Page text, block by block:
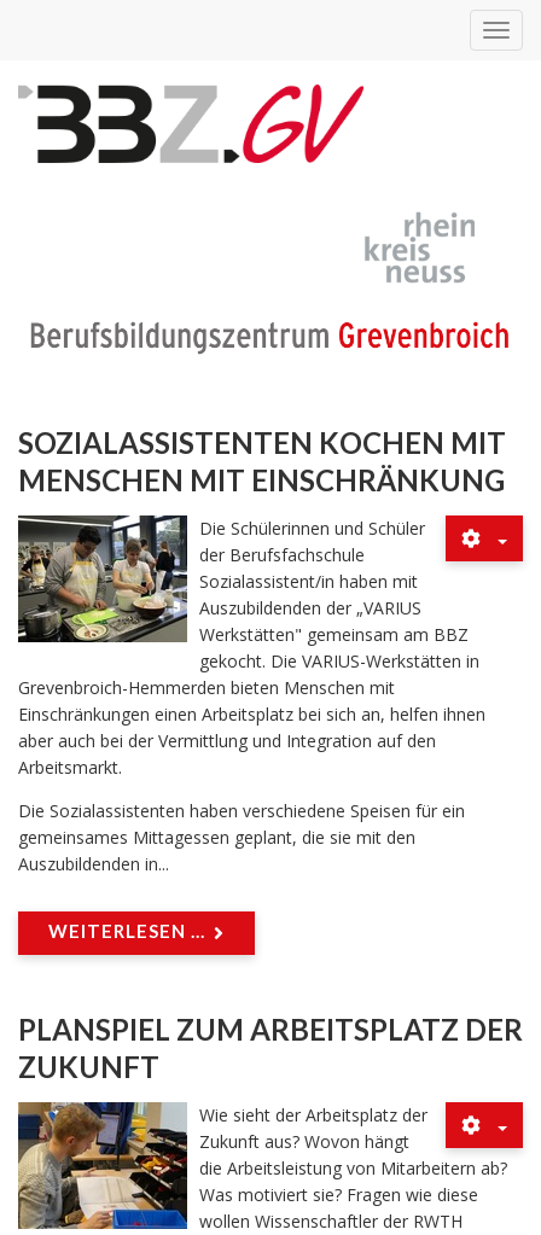
SOZIALASSISTENTEN KOCHEN MIT
MENSCHEN MIT EINSCHRÄNKUNG
Die Schülerinnen und Schüler
der Berufsfachschule
Sozialassistent/in haben mit
Auszubildenden der „VARIUS
Werkstätten" gemeinsam am BBZ
gekocht. Die VARIUS-Werkstätten in
Grevenbroich-Hemmerden bieten Menschen mit
Einschränkungen einen Arbeitsplatz bei sich an, helfen ihnen
aber auch bei der Vermittlung und Integration auf den
Arbeitsmarkt.
Die Sozialassistenten haben verschiedene Speisen für ein
gemeinsames Mittagessen geplant, die sie mit den
Auszubildenden in...
WEITERLESEN ...
PLANSPIEL ZUM ARBEITSPLATZ DER
ZUKUNFT
Wie sieht der Arbeitsplatz der
Zukunft aus? Wovon hängt
die Arbeitsleistung von Mitarbeitern ab?
Was motiviert sie? Fragen wie diese
wollen Wissenschaftler der RWTH